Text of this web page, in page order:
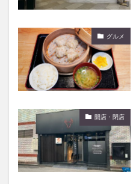
グルメ
開店・閉店